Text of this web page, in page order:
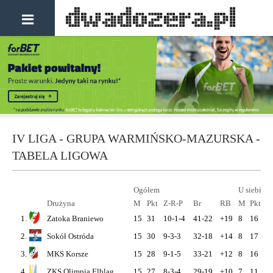
IV LIGA - GRUPA WARMIŃSKO-MAZURSKA -
TABELA LIGOWA
Ogółem
U siebie
Drużyna
M Pkt Z-R-P Br RB M Pkt
1.
Zatoka Braniewo 15 31 10-1-4 41-22 +19 8 16
2.
Sokół Ostróda 15 30 9-3-3 32-18 +14 8 17
3.
MKS Korsze 15 28 9-1-5 33-21 +12 8 16